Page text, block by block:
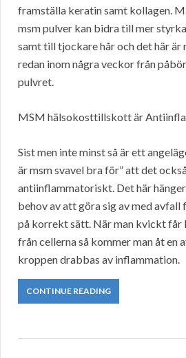
framställa keratin samt kollagen.
msm pulver kan bidra till mer
samt till tjockare hår och det här är
redan inom några veckor från
pulvret.
MSM hälsokosttillskott är
Sist men inte minst så är ett
är msm svavel bra för” att det
antiinflammatoriskt. Det här
behov av att göra sig av med avfall
på korrekt sätt. När man kvickt
från cellerna så kommer man åt en
kroppen drabbas av inflammation.
CONTINUE READING